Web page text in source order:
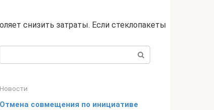
снизить затраты. Если стеклопакеты
Новости
Отмена совмещения по инициативе